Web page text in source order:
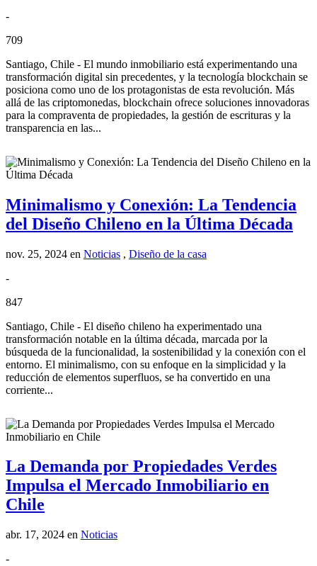
-
709
Santiago, Chile - El mundo inmobiliario está experimentando una
transformación digital sin precedentes, y la tecnología blockchain se
posiciona como uno de los protagonistas de esta revolución. Más
allá de las criptomonedas, blockchain ofrece soluciones innovadoras
para la compraventa de propiedades, la gestión de escrituras y la
transparencia en las...
Minimalismo y Conexión: La Tendencia
del Diseño Chileno en la Última Década
nov. 25, 2024 en Noticias , Diseño de la casa
-
847
Santiago, Chile - El diseño chileno ha experimentado una
transformación notable en la última década, marcada por la
búsqueda de la funcionalidad, la sostenibilidad y la conexión con el
entorno. El minimalismo, con su enfoque en la simplicidad y la
reducción de elementos superfluos, se ha convertido en una
corriente...
La Demanda por Propiedades Verdes
Impulsa el Mercado Inmobiliario en
Chile
abr. 17, 2024 en Noticias
-